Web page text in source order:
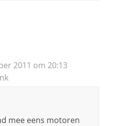
2011 om 20:13
mee eens motoren